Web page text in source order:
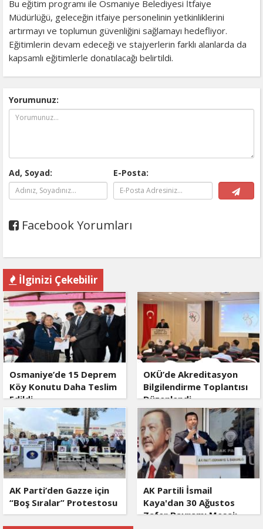
Bu eğitim programı ile Osmaniye Belediyesi İtfaiye
Müdürlüğü, geleceğin itfaiye personelinin yetkinliklerini
artırmayı ve toplumun güvenliğini sağlamayı hedefliyor.
Eğitimlerin devam edeceği ve stajyerlerin farklı alanlarda da
kapsamlı eğitimlerle donatılacağı belirtildi.
Yorumunuz:
Ad, Soyad: E-Posta:
Facebook Yorumları
İlginizi Çekebilir
Osmaniye’de 15 Deprem
Köy Konutu Daha Teslim
Edildi
OKÜ’de Akreditasyon
Bilgilendirme Toplantısı
Düzenlendi
AK Parti’den Gazze için
“Boş Sıralar” Protestosu
AK Partili İsmail
Kaya'dan 30 Ağustos
Zafer Bayramı Mesajı